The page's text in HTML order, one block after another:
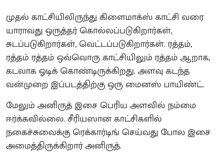
முதல் காட்சியிலிருந்து கிளைமாக்ஸ் காட்சி வரை
யாராவது ஒருத்தர் கொல்லப்படுகிறார்கள்,
சுடப்படுகிறார்கள், வெட்டப்படுகிறார்கள். ரத்தம்,
ரத்தம் ரத்தம் ஒவ்வொரு காட்சியிலும் ரத்தம் ஆறாக,
கடலாக ஓடிக் கொண்டிருக்கிறது. அளவு கடந்த
வன்முறை இப்படத்திற்கு ஒரு மைனஸ் பாயிண்ட்.
மேலும் அனிருத் இசை பெரிய அளவில் நம்மை
ஈர்க்கவில்லை. சீரியஸான காட்சிகளில்
நகைச்சுவைக்கு ரெக்கார்டிங் செய்வது போல இசை
அமைத்திருக்கிறார் அனிருத்.